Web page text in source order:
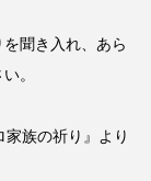
聞き入れ、あら
。
家族の祈り』より